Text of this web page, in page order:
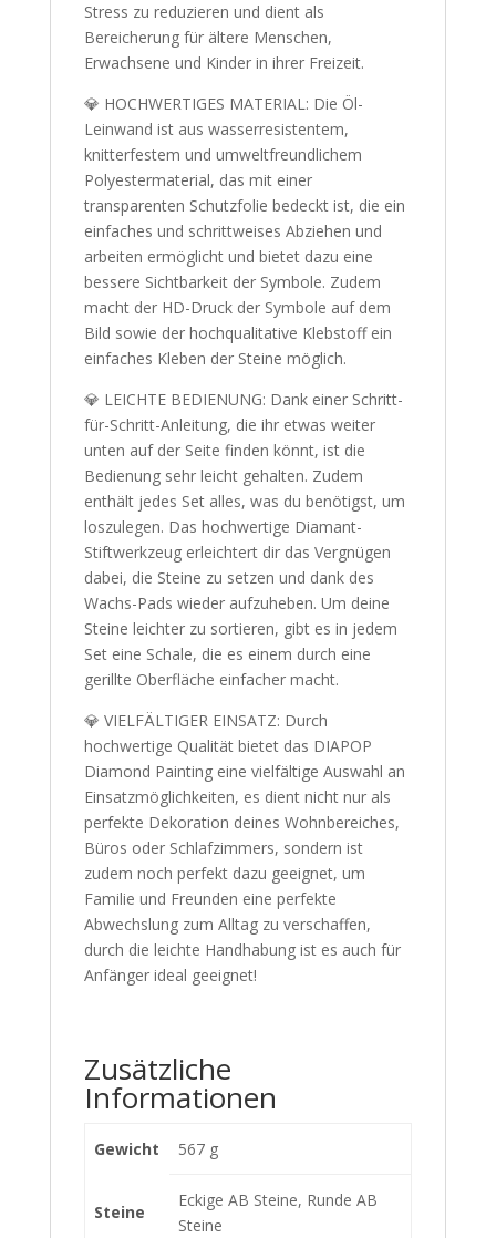
Stress zu reduzieren und dient als
Bereicherung für ältere Menschen,
Erwachsene und Kinder in ihrer Freizeit.
💎 HOCHWERTIGES MATERIAL: Die Öl-
Leinwand ist aus wasserresistentem,
knitterfestem und umweltfreundlichem
Polyestermaterial, das mit einer
transparenten Schutzfolie bedeckt ist, die ein
einfaches und schrittweises Abziehen und
arbeiten ermöglicht und bietet dazu eine
bessere Sichtbarkeit der Symbole. Zudem
macht der HD-Druck der Symbole auf dem
Bild sowie der hochqualitative Klebstoff ein
einfaches Kleben der Steine möglich.
💎 LEICHTE BEDIENUNG: Dank einer Schritt-
für-Schritt-Anleitung, die ihr etwas weiter
unten auf der Seite finden könnt, ist die
Bedienung sehr leicht gehalten. Zudem
enthält jedes Set alles, was du benötigst, um
loszulegen. Das hochwertige Diamant-
Stiftwerkzeug erleichtert dir das Vergnügen
dabei, die Steine zu setzen und dank des
Wachs-Pads wieder aufzuheben. Um deine
Steine leichter zu sortieren, gibt es in jedem
Set eine Schale, die es einem durch eine
gerillte Oberfläche einfacher macht.
💎 VIELFÄLTIGER EINSATZ: Durch
hochwertige Qualität bietet das DIAPOP
Diamond Painting eine vielfältige Auswahl an
Einsatzmöglichkeiten, es dient nicht nur als
perfekte Dekoration deines Wohnbereiches,
Büros oder Schlafzimmers, sondern ist
zudem noch perfekt dazu geeignet, um
Familie und Freunden eine perfekte
Abwechslung zum Alltag zu verschaffen,
durch die leichte Handhabung ist es auch für
Anfänger ideal geeignet!
Zusätzliche
Informationen
Gewicht 567 g
Steine
Eckige AB Steine, Runde AB
Steine